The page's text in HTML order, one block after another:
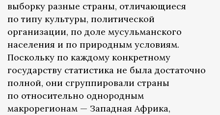
выборку разные страны, отличающиеся
по типу культуры, политической
организации, по доле мусульманского
населения и по природным условиям.
Поскольку по каждому конкретному
государству статистика не была достаточно
полной, они сгруппировали страны
по относительно однородным
макрорегионам — Западная Африка,